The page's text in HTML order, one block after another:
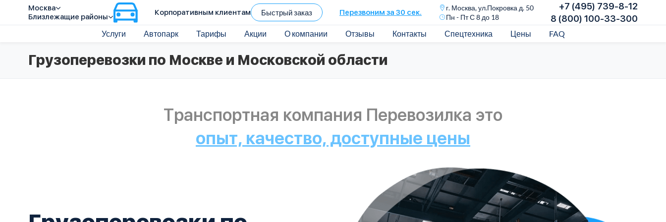
Москва
Близлежащие районы
Корпоративным клиентам Быстрый заказ Перезвоним за 30 сек.
г. Москва, ул.Покровка д. 50
Пн - Пт С 8 до 18
+7 (495) 739-8-12
8 (800) 100-33-300
Услуги Автопарк Тарифы Акции О компании Отзывы Контакты Спецтехника Цены FAQ
Грузоперевозки по Москве и Московской области
Транспортная компания Перевозилка это
опыт, качество, доступные цены